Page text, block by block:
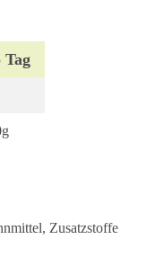
Tag
Zusatzstoffe